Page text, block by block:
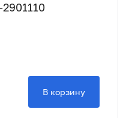
2901110
В корзину